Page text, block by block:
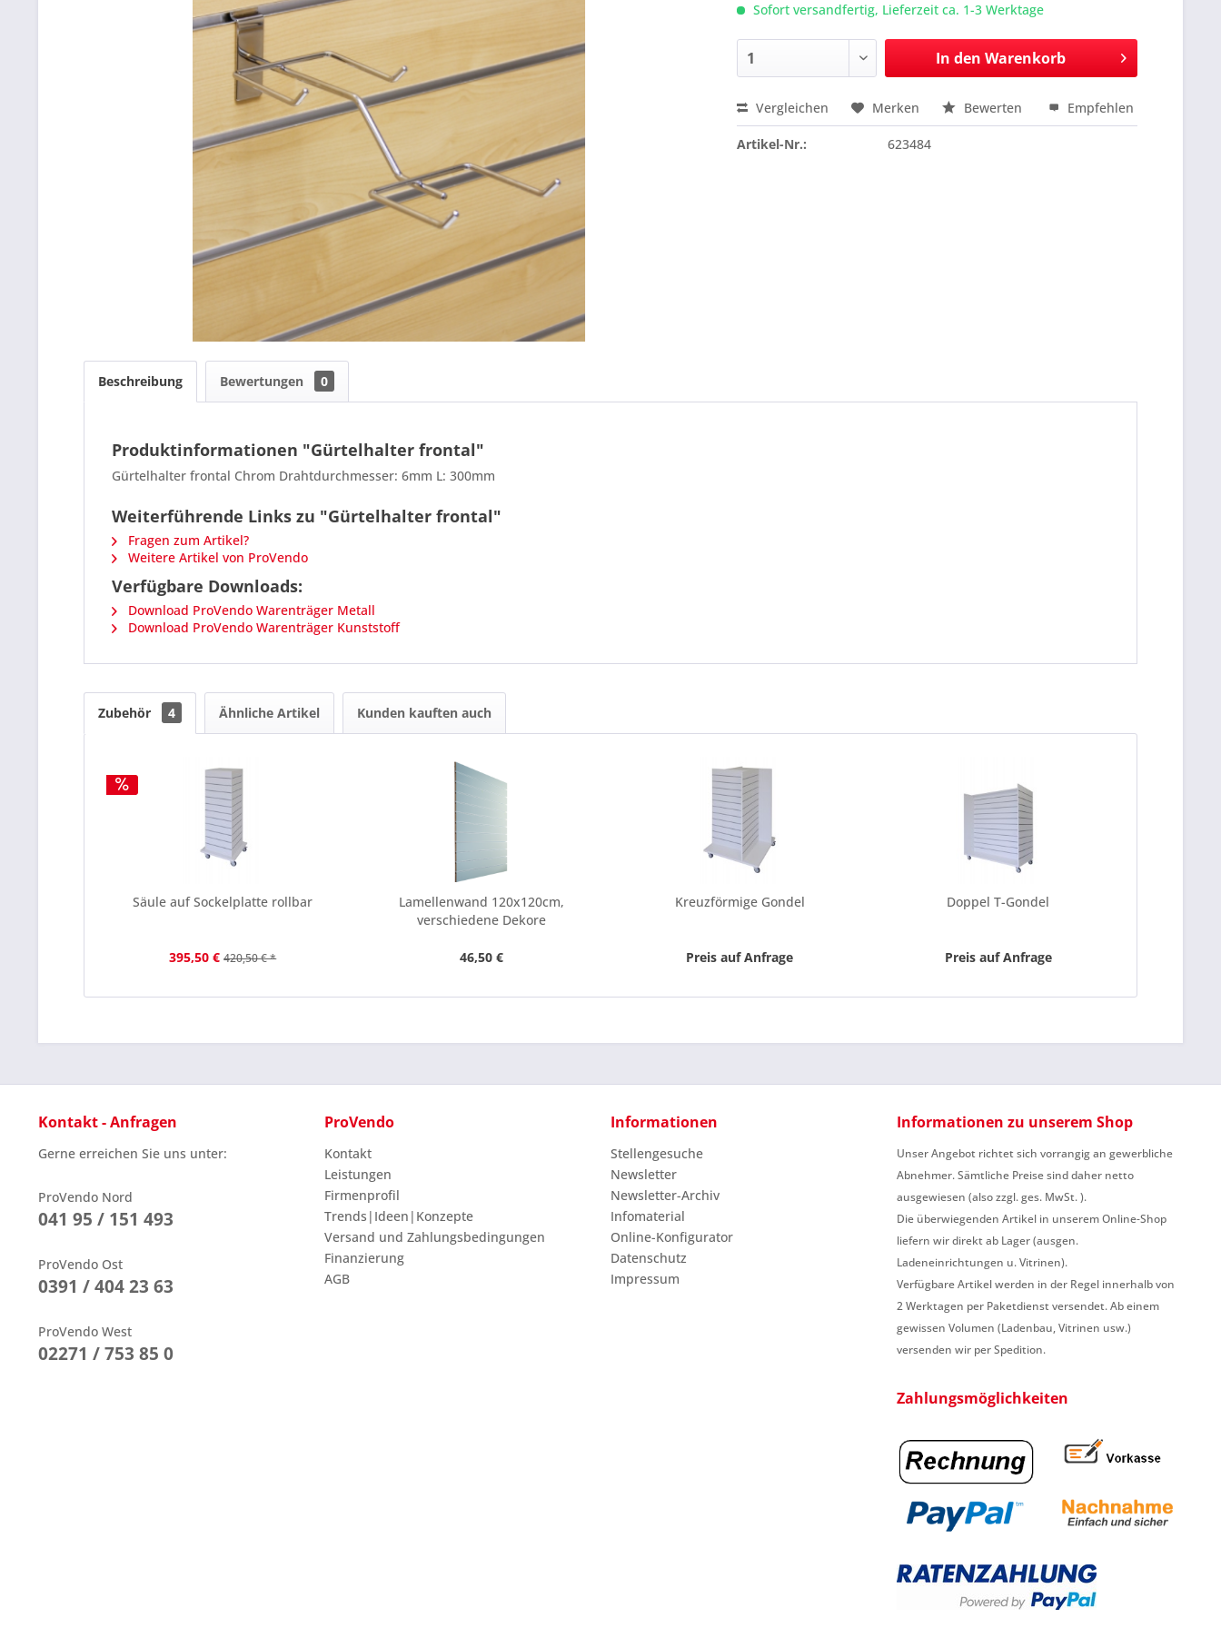
Sofort versandfertig, Lieferzeit ca. 1-3 Werktage
In den Warenkorb
Preis anfragen
Vergleichen Merken Bewerten Empfehlen
Artikel-Nr.: 623484
Beschreibung Bewertungen 0
Produktinformationen "Gürtelhalter frontal"
Gürtelhalter frontal Chrom Drahtdurchmesser: 6mm L: 300mm
Weiterführende Links zu "Gürtelhalter frontal"
Fragen zum Artikel?
Weitere Artikel von ProVendo
Verfügbare Downloads:
Download ProVendo Warenträger Metall
Download ProVendo Warenträger Kunststoff
Zubehör 4 Ähnliche Artikel Kunden kauften auch
Säule auf Sockelplatte rollbar
395,50 € 420,50 € *
Lamellenwand 120x120cm,
verschiedene Dekore
46,50 €
Kreuzförmige Gondel
Preis auf Anfrage
Doppel T-Gondel
Preis auf Anfrage
Kontakt - Anfragen
Gerne erreichen Sie uns unter:
ProVendo Nord
041 95 / 151 493
ProVendo Ost
0391 / 404 23 63
ProVendo West
02271 / 753 85 0
ProVendo
Kontakt
Leistungen
Firmenprofil
Trends|Ideen|Konzepte
Versand und Zahlungsbedingungen
Finanzierung
AGB
Informationen
Stellengesuche
Newsletter
Newsletter-Archiv
Infomaterial
Online-Konfigurator
Datenschutz
Impressum
Informationen zu unserem Shop
Unser Angebot richtet sich vorrangig an gewerbliche
Abnehmer. Sämtliche Preise sind daher netto
ausgewiesen (also zzgl. ges. MwSt. ).
Die überwiegenden Artikel in unserem Online-Shop
liefern wir direkt ab Lager (ausgen.
Ladeneinrichtungen u. Vitrinen).
Verfügbare Artikel werden in der Regel innerhalb von
2 Werktagen per Paketdienst versendet. Ab einem
gewissen Volumen (Ladenbau, Vitrinen usw.)
versenden wir per Spedition.
Zahlungsmöglichkeiten